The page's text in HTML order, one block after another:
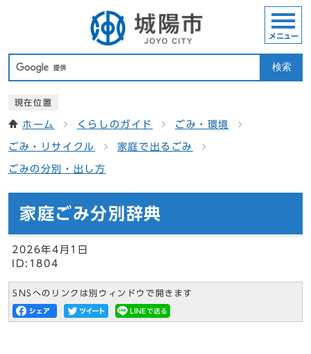
検索
メニュー
現在位置
ホーム くらしのガイド ごみ・環境
ごみ・リサイクル 家庭で出るごみ
ごみの分別・出し方
家庭ごみ分別辞典
2026年4月1日
ID:1804
SNSへのリンクは別ウィンドウで開きます